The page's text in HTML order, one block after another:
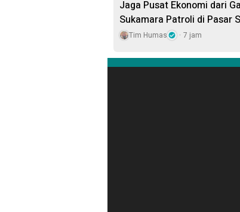
Jaga Pusat Ekonomi dari
Sukamara Patroli di Pasar
Tim Humas 7 jam